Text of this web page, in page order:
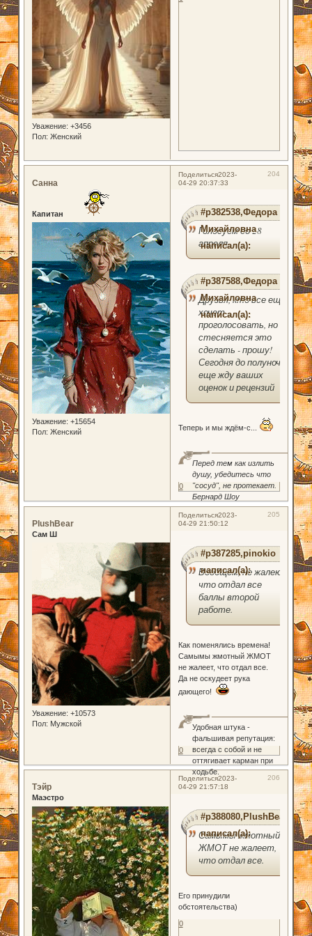
Уважение: +3456
Пол: Женский
Поделиться 204
2023-
04-29 20:37:33
Санна
Капитан
Уважение: +15654
Пол: Женский
#p382538,Федора
Михайловна
написал(а):
Голосуем до 28
апреля
#p387588,Федора
Михайловна
написал(а):
Друзья, кто все еще
хочет
проголосовать, но
стесняется это
сделать - прошу!
Сегодня до полуночи
еще жду ваших
оценок и рецензий
Теперь и мы ждём-с...
Перед тем как излить
душу, убедитесь что
"сосуд", не протекает.
Бернард Шоу
0
Поделиться 205
2023-
04-29 21:50:12
PlushBear
Сам Ш
Уважение: +10573
Пол: Мужской
#p387285,pinokio
написал(а):
Вообщем, не жалею,
что отдал все
баллы второй
работе.
Как поменялись времена!
Самымы жмотный ЖМОТ
не жалеет, что отдал все.
Да не оскудеет рука
дающего!
Удобная штука -
фальшивая репутация:
всегда с собой и не
оттягивает карман при
ходьбе.
0
Поделиться 206
2023-
04-29 21:57:18
Тэйр
Маэстро
#p388080,PlushBear
написал(а):
Самымы жмотный
ЖМОТ не жалеет,
что отдал все.
Его принудили
обстоятельства)
0